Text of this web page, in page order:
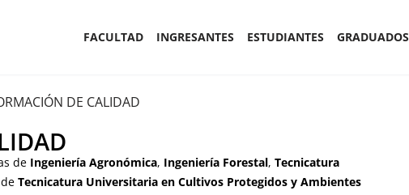
FACULTAD INGRESANTES ESTUDIANTES GRADUADOS
DE CALIDAD
de Ingeniería Agronómica, Ingeniería Forestal, Tecnicatura
Tecnicatura Universitaria en Cultivos Protegidos y Ambientes